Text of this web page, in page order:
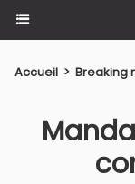
Accueil > Breaking